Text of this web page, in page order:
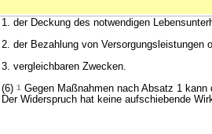
1. der Deckung des notwendigen
2. der Bezahlung von Versorgungsleistungen
3. vergleichbaren Zwecken.
(6) 1 Gegen Maßnahmen nach Absatz 1 kann
Der Widerspruch hat keine aufschiebende